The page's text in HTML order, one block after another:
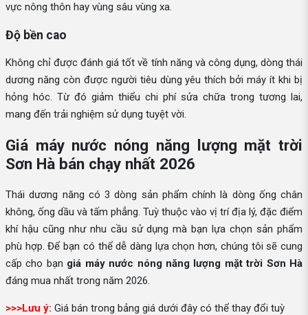
vực nông thôn hay vùng sâu vùng xa.
Độ bền cao
Không chỉ được đánh giá tốt về tính năng và công dụng, dòng thái
dương năng còn được người tiêu dùng yêu thích bởi máy ít khi bị
hỏng hóc. Từ đó giảm thiểu chi phí sửa chữa trong tương lai,
mang đến trải nghiệm sử dụng tuyệt vời.
Giá máy nước nóng năng lượng mặt trời
Sơn Hà bán chạy nhất 2026
Thái dương năng có 3 dòng sản phẩm chính là dòng ống chân
không, ống dầu và tấm phẳng. Tuỳ thuộc vào vị trí địa lý, đặc điểm
khí hậu cũng như nhu cầu sử dụng mà bạn lựa chọn sản phẩm
phù hợp. Để bạn có thể dễ dàng lựa chọn hơn, chúng tôi sẽ cung
cấp cho bạn giá máy nước nóng năng lượng mặt trời Sơn Hà
đáng mua nhất trong năm 2026.
>>>Lưu ý: Giá bán trong bảng giá dưới đây có thể thay đổi tuỳ